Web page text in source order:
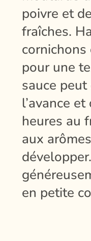
poivre et
fraîches.
pour une
sauce
l’avance
heures au
aux
en petite